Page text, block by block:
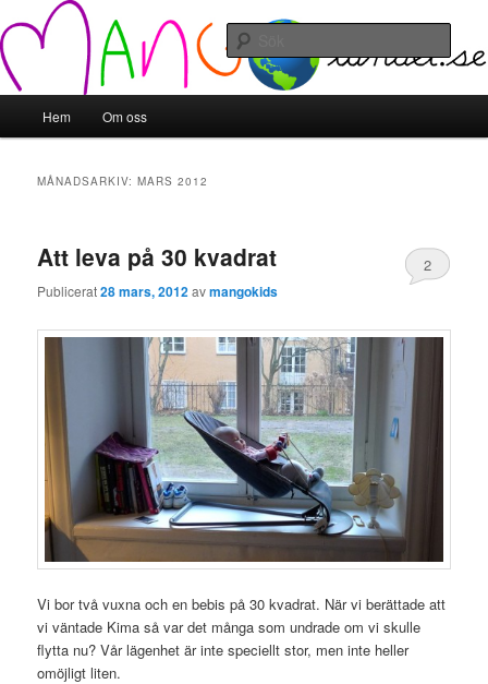
till
primärt
innehåll
till
sekundärt
innehållMangolandet
Hem Om oss
MÅNADSARKIV:MARS 2012
Att leva på 30 kvadrat
Publicerat28 mars, 2012avmangokids
2
Vi bor två vuxna och en bebis på 30 kvadrat. När vi berättade att
vi väntade Kima så var det många som undrade om vi skulle
flytta nu? Vår lägenhet är inte speciellt stor, men inte heller
omöjligt liten.